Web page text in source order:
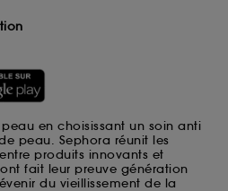
en choisissant un soin anti
peau. Sephora réunit les
produits innovants et
fait leur preuve génération
du vieillissement de la